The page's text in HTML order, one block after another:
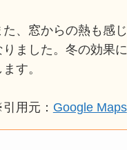
た、窓からの熱も感
りました。冬の効果
ます。
用元： Google Maps